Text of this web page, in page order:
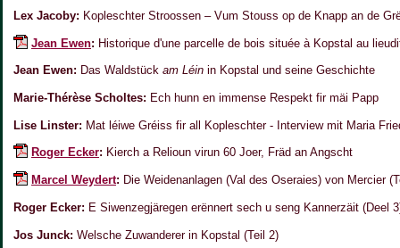
Lex Jacoby: Kopleschter Stroossen – Vum Stouss op de Knapp an de
Jean Ewen: Historique d'une parcelle de bois située à Kopstal au
Jean Ewen: Das Waldstück am Léin in Kopstal und seine Geschichte
Marie-Thérèse Scholtes: Ech hunn en immense Respekt fir mäi Papp
Lise Linster: Mat léiwe Gréiss fir all Kopleschter - Interview mit Maria
Roger Ecker: Kierch a Relioun virun 60 Joer, Fräd an Angscht
Marcel Weydert: Die Weidenanlagen (Val des Oseraies) von Mercier
Roger Ecker: E Siwenzegjäregen erënnert sech u seng Kannerzäit (Deel
Jos Junck: Welsche Zuwanderer in Kopstal (Teil 2)